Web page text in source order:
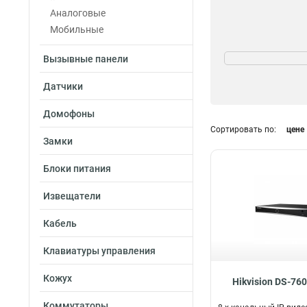
Аналоговые
Мобильные
Вызывные панели
Датчики
Домофоны
Замки
Блоки питания
Извещатели
Кабель
Клавиатуры управления
Кожух
IP65 1
Камера
8Мп 26
Сортировать по: цене
Hikvision DS-